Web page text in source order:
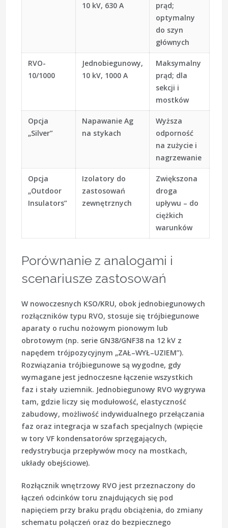
10 kV, 630 A
prąd;
optymalny
do szyn
głównych
RVO-
10/1000
Jednobiegunowy,
10 kV, 1000 A
Maksymalny
prąd; dla
sekcji i
mostków
Opcja
„Silver”
Napawanie Ag
na stykach
Wyższa
odporność
na zużycie i
nagrzewanie
Opcja
„Outdoor
Insulators”
Izolatory do
zastosowań
zewnętrznych
Zwiększona
droga
upływu – do
ciężkich
warunków
Porównanie z analogami i
scenariusze zastosowań
W nowoczesnych KSO/KRU, obok jednobiegunowych
rozłączników typu RVO, stosuje się trójbiegunowe
aparaty o ruchu nożowym pionowym lub
obrotowym (np. serie GN38/GNF38 na 12 kV z
napędem trójpozycyjnym „ZAŁ–WYŁ–UZIEM”).
Rozwiązania trójbiegunowe są wygodne, gdy
wymagane jest jednoczesne łączenie wszystkich
faz i stały uziemnik. Jednobiegunowy RVO wygrywa
tam, gdzie liczy się modułowość, elastyczność
zabudowy, możliwość indywidualnego przełączania
faz oraz integracja w szafach specjalnych (wpięcie
w tory VF kondensatorów sprzęgających,
redystrybucja przepływów mocy na mostkach,
układy obejściowe).
Rozłącznik wnętrzowy RVO jest przeznaczony do
łączeń odcinków toru znajdujących się pod
napięciem przy braku prądu obciążenia, do zmiany
schematu połączeń oraz do bezpiecznego